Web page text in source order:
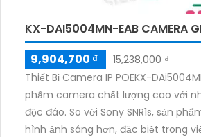
KX-DAI5004MN-EAB CAMERA
9,904,700 ₫
15,238,000 ₫
Thiết Bị Camera IP POEKX-
phẩm camera chất lượng cao với
độc đáo. So với Sony SNR1s, sản
hình ảnh sáng hơn, đặc biệt trong